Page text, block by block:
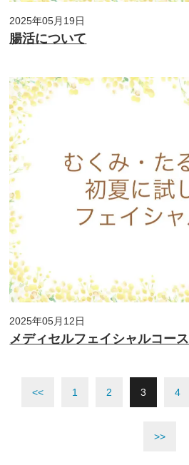
2025年05月19日
腸活について
2025年05月12日
メディセルフェイシャルコース
<< 1 2 3 4
>>